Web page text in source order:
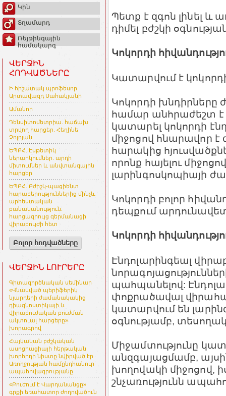
Կին
Տղամարդ
Ռեյթինգային
համակարգ
ՎԵՐՋԻՆ
ՀՈԴՎԱԾՆԵՐԸ
Ի հիշատակ պրոֆեսոր
Արտավազդ Սահակյանի
Ամանոր
Դենսիտոմետրիա. հաճախ
տրվող հարցեր. Հեղինե
Չոլոյան
ԵՊԲՀ. Էսթետիկ
ներարկումներ. արդի
միտումներ և անվտանգային
հարցեր
ԵՊԲՀ. Բժիշկ-պացիենտ
հարաբերություններից մինչև
արհեստական
բանականություն.
հարցազրույց գերմանացի
վիրաբույժի հետ
Բոլոր հոդվածները
ՎԵՐՋԻՆ ԼՈՒՐԵՐԸ
Գիտագործնական սեմինար
«Վնասված պերիֆերիկ
նյարդերի ժամանակակից
դիագնոստիկայի և
վիրաբուժական բուժման
ակտուալ հարցերը»
խորագրով
Հայկական բժշկական
ասոցիացիայի հերթական
խորհրդի նիստը նվիրված էր
Առողջության համընդհանուր
ապահովագրությանը
«Բուժում է Վարդանանցը»
գրքի եռահատոր ժողովածուն
Պետք է զգոն լինել և
դիմել բժշկի
Կոկորդի
Կատարվում է
Կոկորդի խնդիրները
համար անհրաժեշտ
կատարել կոկորդի
միջոցով հնարավոր է
հարակից
որոնք հայելու
լարինգոսկոպիայի
Կոկորդի բոլոր
դեպքում արդունավետ
Կոկորդի
Էնդոլարինգեալ
պահպանելով:
փոքրածավալ
կատարվում են
օգնությամբ,
Միջամտությունը
անզգայացմամբ,
խողովակի միջոցով,
շնչառությունն